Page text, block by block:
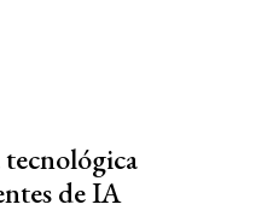
tecnológica
de IA